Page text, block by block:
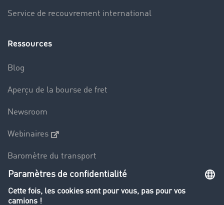
Service de recouvrement international
Ressources
Blog
Aperçu de la bourse de fret
Newsroom
Webinaires
Baromètre du transport
Le dictionnaire du transport
Interdiction de circulation des poids lourds